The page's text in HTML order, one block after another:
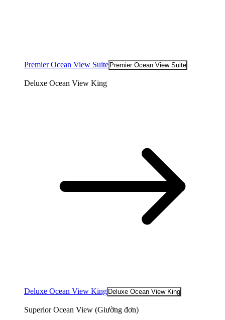
Premier Ocean View Suite Premier Ocean View Suite
Deluxe Ocean View King
Deluxe Ocean View King Deluxe Ocean View King
Superior Ocean View (Giường đơn​)